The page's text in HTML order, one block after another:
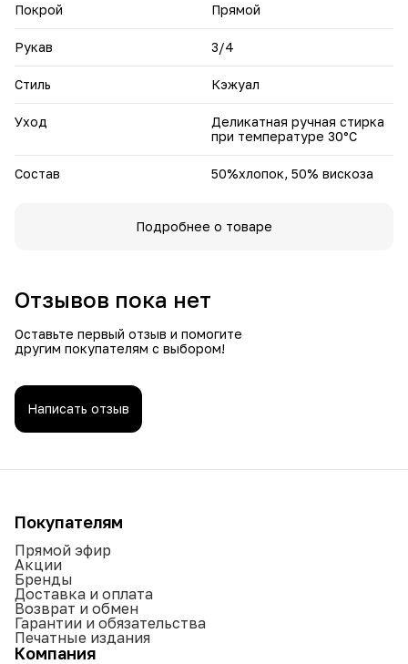
Покрой Прямой
Рукав 3/4
Стиль Кэжуал
Уход
Деликатная ручная стирка
при температуре 30°С
Состав 50%хлопок, 50% вискоза
Подробнее о товаре
Отзывов пока нет
Оставьте первый отзыв и помогите
другим покупателям с выбором!
Написать отзыв
Покупателям
Прямой эфир
Акции
Бренды
Доставка и оплата
Возврат и обмен
Гарантии и обязательства
Печатные издания
Компания